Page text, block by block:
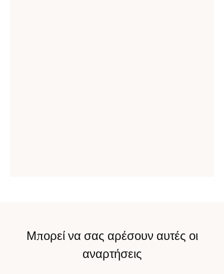
Μπορεί να σας αρέσουν αυτές οι
αναρτήσεις